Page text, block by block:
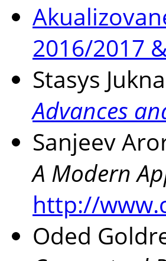
2016/2017
Stasys
Advances
Sanjeev
A Modern
http://
Oded